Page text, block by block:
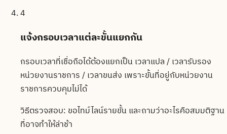
4
แจ้งกรอบเวลาแต่ละขั้นแยกกัน
กรอบเวลาที่เชื่อถือได้ต้องแยกเป็น เวลาแปล / เวลารับรอง
หน่วยงานราชการ / เวลาขนส่ง เพราะขั้นที่อยู่กับหน่วยงาน
ราชการควบคุมไม่ได้
วิธีตรวจสอบ: ขอไทม์ไลน์รายขั้น และถามว่าอะไรคือสมมติฐาน
ที่อาจทำให้ล่าช้า